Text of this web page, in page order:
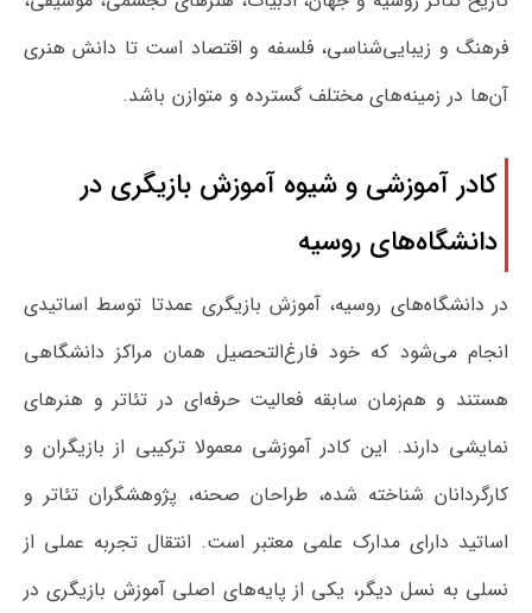
فرهنگ و زیبایی‌شناسی، فلسفه و اقتصاد است تا دانش هنری
آن‌ها در زمینه‌های مختلف گسترده و متوازن باشد.
کادر آموزشی و شیوه آموزش بازیگری در
دانشگاه‌های روسیه
در دانشگاه‌های روسیه، آموزش بازیگری عمدتا توسط اساتیدی
انجام می‌شود که خود فارغ‌التحصیل همان مراکز دانشگاهی
هستند و هم‌زمان سابقه فعالیت حرفه‌ای در تئاتر و هنرهای
نمایشی دارند. این کادر آموزشی معمولا ترکیبی از بازیگران و
کارگردانان شناخته شده، طراحان صحنه، پژوهشگران تئاتر و
اساتید دارای مدارک علمی معتبر است. انتقال تجربه عملی از
نسلی به نسل دیگر، یکی از پایه‌های اصلی آموزش بازیگری در